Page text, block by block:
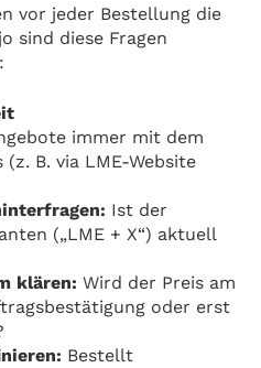
vor jeder Bestellung die
sind diese Fragen
immer mit dem
B. via LME-Website
Ist der
(„LME + X“) aktuell
klären: Wird der Preis am
oder erst
Bestellt